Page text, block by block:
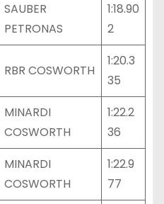
SAUBER
PETRONAS
1:18.90
2
RBR COSWORTH
1:20.3
35
MINARDI
COSWORTH
1:22.2
36
MINARDI
COSWORTH
1:22.9
77